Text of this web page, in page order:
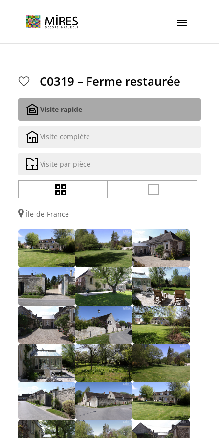
C0319 – Ferme restaurée
Visite rapide
Visite complète
Visite par pièce
Île-de-France